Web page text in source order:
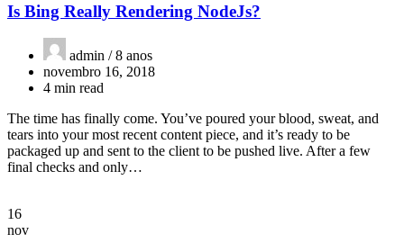
Is Bing Really Rendering NodeJs?
admin /8 anos
novembro 16, 2018
4 min read
The time has finally come. You’ve poured your blood, sweat, and
tears into your most recent content piece, and it’s ready to be
packaged up and sent to the client to be pushed live. After a few
final checks and only…
16
nov